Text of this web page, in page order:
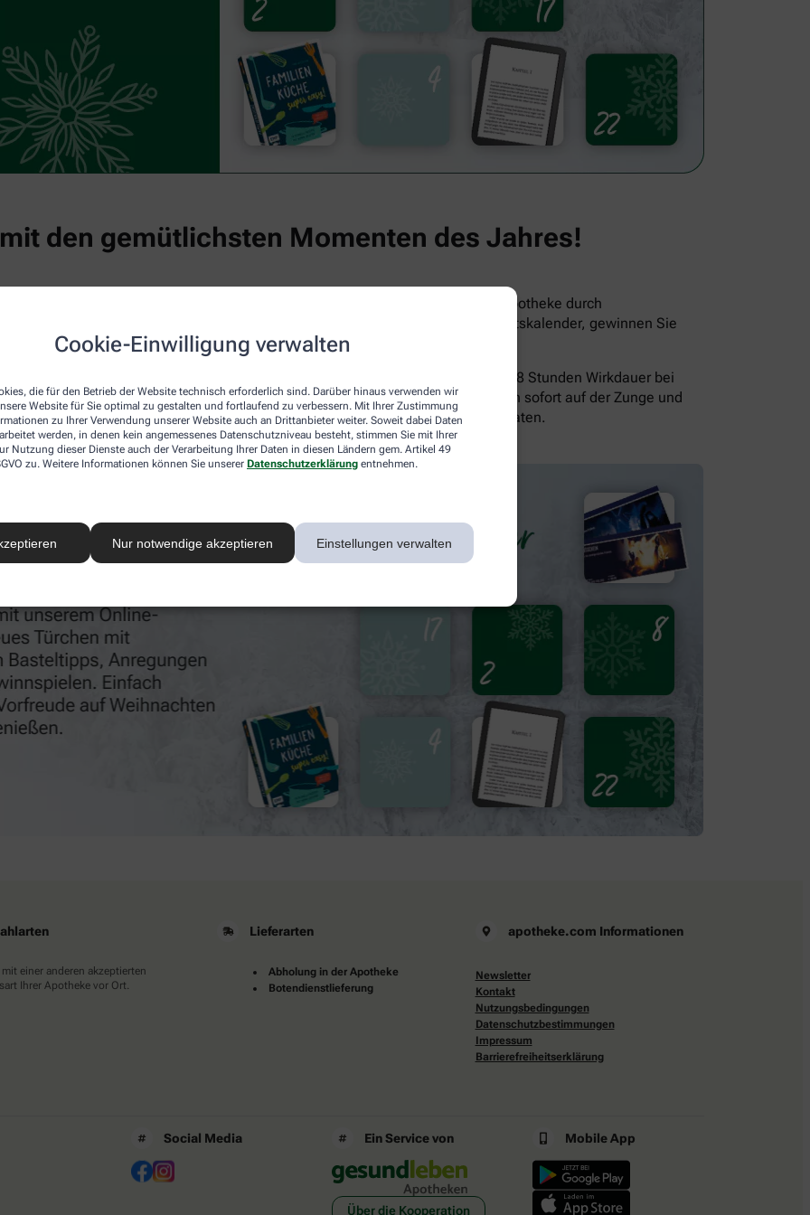
Cookie-Einwilligung verwalten
die für den Betrieb der Website technisch erforderlich sind. Darüber hinaus verwenden wir
Website für Sie optimal zu gestalten und fortlaufend zu verbessern. Mit Ihrer Zustimmung
zu Ihrer Verwendung unserer Website auch an Drittanbieter weiter. Soweit dabei Daten
werden, in denen kein angemessenes Datenschutzniveau besteht, stimmen Sie mit Ihrer
Nutzung dieser Dienste auch der Verarbeitung Ihrer Daten in diesen Ländern gem. Artikel 49
zu. Weitere Informationen können Sie unserer Datenschutzerklärung entnehmen.
Nur notwendige akzeptieren Einstellungen verwalten
den gemütlichsten Momenten des Jahres!
Wohlbefinden umso wichtiger. In der Erkältungssaison begleitet Sie Ihre Apotheke durch
Freuden, die Körper und Seele guttun. Entdecken Sie den Online-Adventskalender, gewinnen Sie
Zeit des Jahres.
empfehlen wir:
mit besonders schneller Wirkung und bis zu 8 Stunden Wirkdauer bei
IMODIUM® akut lingualals Soforthilfe bei akutem Durchfall. Sie zergehen sofort auf der Zunge und
Kommen Sie gerne auch persönlich vorbei und lassen Sie sich von uns beraten.
mit einer anderen akzeptierten
Ihrer Apotheke vor Ort.
Lieferarten
Abholung in der Apotheke
Botendienstlieferung
apotheke.com Informationen
Newsletter
Kontakt
Nutzungsbedingungen
Datenschutzbestimmungen
Impressum
Barrierefreiheitserklärung
Social Media Ein Service von
Über die Kooperation
Mobile App